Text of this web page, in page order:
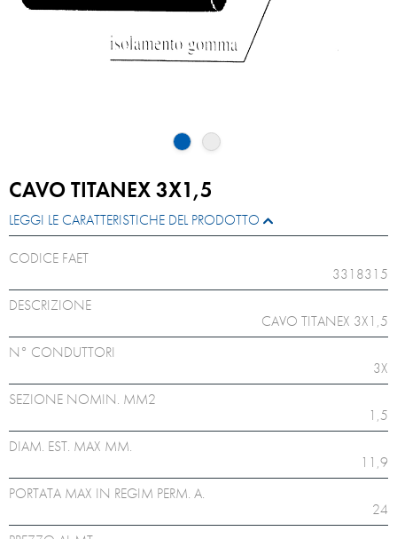
CAVO TITANEX 3X1,5
LEGGI LE CARATTERISTICHE DEL PRODOTTO
CODICE FAET
3318315
DESCRIZIONE
CAVO TITANEX 3X1,5
N° CONDUTTORI
3X
SEZIONE NOMIN. MM2
1,5
DIAM. EST. MAX MM.
11,9
PORTATA MAX IN REGIM PERM. A.
24